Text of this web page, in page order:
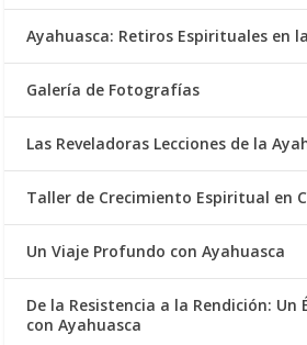
Ayahuasca: Retiros Espirituales en
Galería de Fotografías
Las Reveladoras Lecciones de la
Taller de Crecimiento Espiritual en
Un Viaje Profundo con Ayahuasca
De la Resistencia a la Rendición: Un
con Ayahuasca